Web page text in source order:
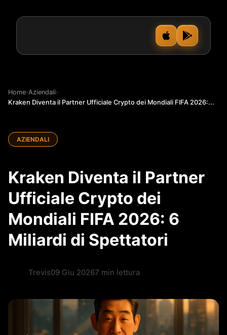
Home›Aziendali›
Kraken Diventa il Partner Ufficiale Crypto dei Mondiali FIFA 2026:...
AZIENDALI
Kraken Diventa il Partner
Ufficiale Crypto dei
Mondiali FIFA 2026: 6
Miliardi di Spettatori
Trevis09 Giu 20267 min lettura